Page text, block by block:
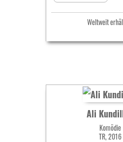
Weltweit
Ali
Komödie
TR, 2016